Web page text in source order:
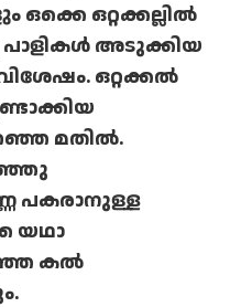
ഒറ്റക്കല്ലിൽ
അടുക്കിയ
ഒറ്റക്കൽ
മതിൽ.
പകരാനുള്ള
യഥാ
കൽ